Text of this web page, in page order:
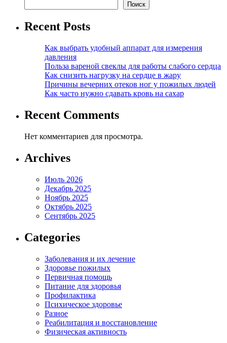
Поиск
Recent Posts
Как выбрать удобный аппарат для измерения
давления
Польза вареной свеклы для работы слабого сердца
Как снизить нагрузку на сердце в жару
Причины вечерних отеков ног у пожилых людей
Как часто нужно сдавать кровь на сахар
Recent Comments
Нет комментариев для просмотра.
Archives
Июль 2026
Декабрь 2025
Ноябрь 2025
Октябрь 2025
Сентябрь 2025
Categories
Заболевания и их лечение
Здоровье пожилых
Первичная помощь
Питание для здоровья
Профилактика
Психическое здоровье
Разное
Реабилитация и восстановление
Физическая активность